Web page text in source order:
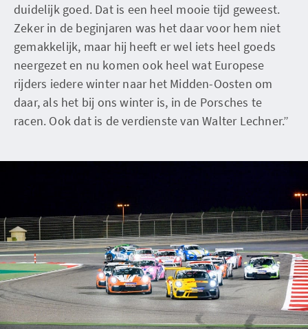
duidelijk goed. Dat is een heel mooie tijd geweest.
Zeker in de beginjaren was het daar voor hem niet
gemakkelijk, maar hij heeft er wel iets heel goeds
neergezet en nu komen ook heel wat Europese
rijders iedere winter naar het Midden-Oosten om
daar, als het bij ons winter is, in de Porsches te
racen. Ook dat is de verdienste van Walter Lechner.”